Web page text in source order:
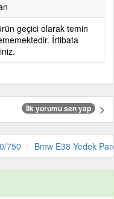
geçici olarak temin
İrtibata
İlk yorumu sen yap
750 Bmw E38 Yedek